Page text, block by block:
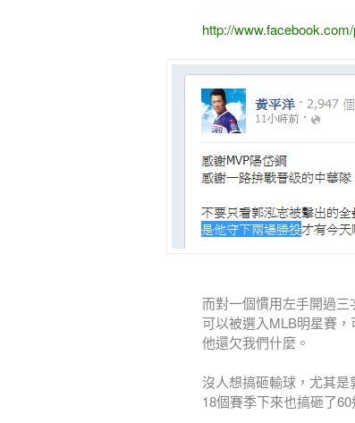
http://
而對一個慣用左手開過三
可以被選入MLB明星賽
他還欠我們什麼。
沒人想搞砸輸球，尤其
18個賽季下來也搞砸了60